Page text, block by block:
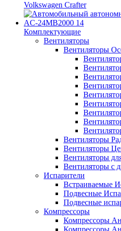
Volkswagen Crafter
Комплектующие
Вентиляторы
Вентиляторы
Вентиляторы
Вентиляторы
Вентиляторы
Вентиляторы с
Испарители
Встраиваемые
Подвесные
Подвесные
Компрессоры
Компрессоры
Компрессоры